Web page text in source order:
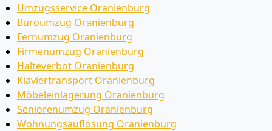
Umzugsservice Oranienburg
Büroumzug Oranienburg
Fernumzug Oranienburg
Firmenumzug Oranienburg
Halteverbot Oranienburg
Klaviertransport Oranienburg
Möbeleinlagerung Oranienburg
Seniorenumzug Oranienburg
Wohnungsauflösung Oranienburg